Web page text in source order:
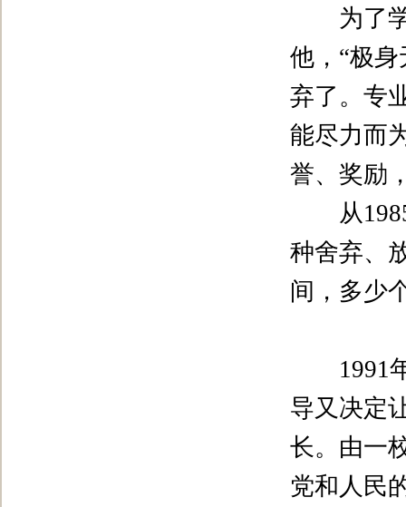
为了学
他， “极身
弃了。专
能尽力而
誉、奖励
从
种舍弃、
间，多少
1991
导又决定
长。由一
党和人民